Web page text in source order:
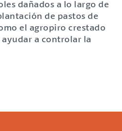
dañados a lo largo de
de pastos de
el agropiro crestado
a controlar la